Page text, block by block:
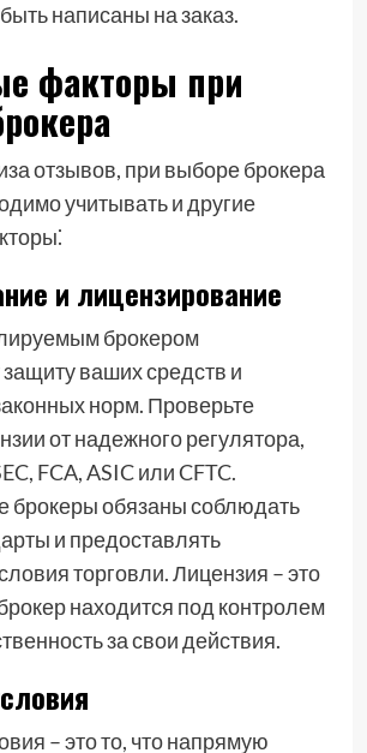
написаны на заказ.
факторы при
отзывов, при выборе брокера
учитывать и другие
и лицензирование
брокером
ваших средств и
норм. Проверьте
от надежного регулятора,
FCA, ASIC или CFTC.
брокеры обязаны соблюдать
и предоставлять
торговли. Лицензия – это
брокер находится под контролем
за свои действия.
– это то, что напрямую